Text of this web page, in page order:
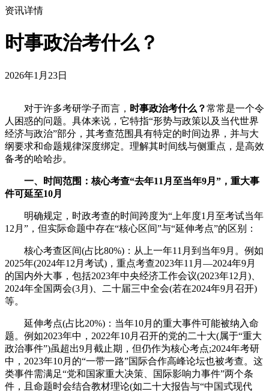
资讯详情
时事政治考什么？
2026年1月23日
对于许多考研学子而言， 时事政治考什么？常常是一个令
人困惑的问题。具体来说，它特指“形势与政策以及当代世界
经济与政治”部分，其考查范围具有特定的时间边界，并与大
纲要求和命题规律深度绑定。理解其时间线与侧重点，是高效
备考的哈哈步。
一、时间范围：核心考查“去年11月至当年9月”，重大事
件可延至10月
明确规定，时政考查的时间跨度为“上年度1月至考试当年
12月”，但实际命题中存在“核心区间”与“延伸考点”的区别：
核心考查区间(占比80%)：从上一年11月到当年9月。例如
2025年(2024年12月考试)，重点考查2023年11月—2024年9月
的国内外大事，包括2023年中央经济工作会议(2023年12月)、
2024年全国两会(3月)、二十届三中全会(若在2024年9月召开)
等。
延伸考点(占比20%)：当年10月的重大事件可能被纳入命
题。例如2023年中，2022年10月召开的党的二十大(属于“重大
政治事件”)虽超出9月截止期，但仍作为核心考点;2024年考研
中，2023年10月的“一带一路”国际合作高峰论坛也被考查。这
类事件需满足“党和国家重大决策、国际影响力事件”两个条
件，且命题时会结合教材理论(如二十大报告与“中国式现代